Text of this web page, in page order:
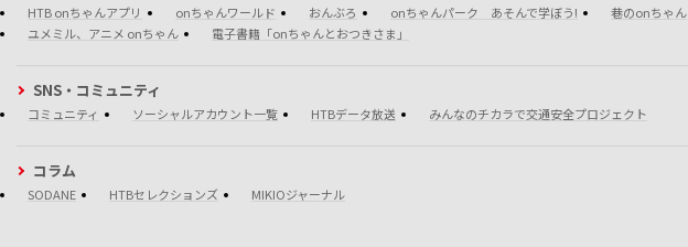
HTB onちゃんアプリ onちゃんワールド おんぶろ onちゃんパーク あそんで学ぼう! 巷のonちゃん
ユメミル、アニメ onちゃん
電子書籍「onちゃんとおつきさま」
SNS・コミュニティ
コミュニティ ソーシャルアカウント一覧 HTBデータ放送 みんなのチカラで交通安全プロジェクト
コラム
SODANE HTBセレクションズ MIKIOジャーナル